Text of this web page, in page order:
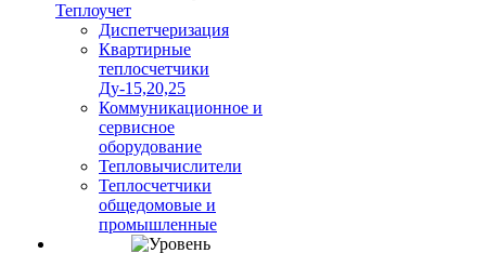
Теплоучет
Диспетчеризация
Квартирные
теплосчетчики
Ду-15,20,25
Коммуникационное и
сервисное
оборудование
Тепловычислители
Теплосчетчики
общедомовые и
промышленные